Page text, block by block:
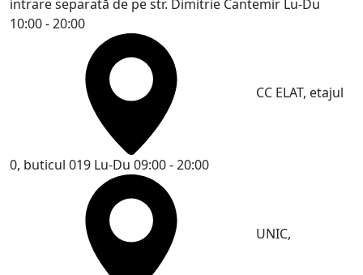
intrare separată de pe str. Dimitrie Cantemir Lu-Du
10:00 - 20:00
CC ELAT, etajul
0, buticul 019 Lu-Du 09:00 - 20:00
UNIC,